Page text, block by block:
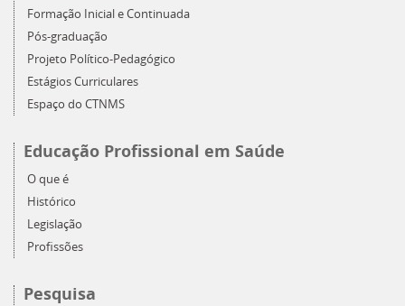
Formação Inicial e Continuada
Pós-graduação
Projeto Político-Pedagógico
Estágios Curriculares
Espaço do CTNMS
Educação Profissional em Saúde
O que é
Histórico
Legislação
Profissões
Pesquisa